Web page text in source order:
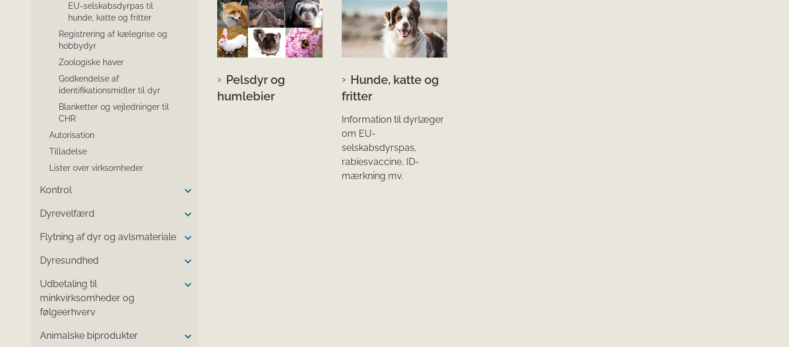
EU-selskabsdyrpas til
hunde, katte og fritter
Registrering af kælegrise og
hobbydyr
Zoologiske haver
Godkendelse af
identifikationsmidler til dyr
Blanketter og vejledninger til
CHR
Autorisation
Tilladelse
Lister over virksomheder
Kontrol
Dyrevelfærd
Flytning af dyr og avlsmateriale
Dyresundhed
Udbetaling til
minkvirksomheder og
følgeerhverv
Animalske biprodukter
Pelsdyr og
humlebier
Hunde, katte og
fritter
Information til dyrlæger
om EU-
selskabsdyrspas,
rabiesvaccine, ID-
mærkning mv.